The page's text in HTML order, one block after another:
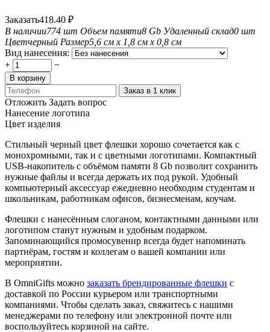
Заказать418.40 ₽
В наличии774 шт Объем памяти8 Gb Удаленный склад0 шт
Цветчерный Размер5,6 см х 1,8 см х 0,8 см
Вид нанесения:
+
−
В корзину
Заказ в 1 клик
Отложить Задать вопрос
Нанесение логотипа
Цвет изделия
Стильный черный цвет флешки хорошо сочетается как с
монохромными, так и с цветными логотипами. Компактный
USB-накопитель с объёмом памяти 8 Gb позволит сохранить
нужные файлы и всегда держать их под рукой. Удобный
компьютерный аксессуар ежедневно необходим студентам и
школьникам, работникам офисов, бизнесменам, коучам.
Флешки с нанесённым слоганом, контактными данными или
логотипом станут нужным и удобным подарком.
Запоминающийся промосувенир всегда будет напоминать
партнёрам, гостям и коллегам о вашей компании или
мероприятии.
В OmniGifts можно заказать брендированные флешки с
доставкой по России курьером или транспортными
компаниями. Чтобы сделать заказ, свяжитесь с нашими
менеджерами по телефону или электронной почте или
воспользуйтесь корзиной на сайте.